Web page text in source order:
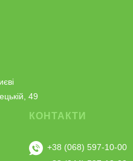
49
КОНТАКТИ
+38 (068) 597-10-00